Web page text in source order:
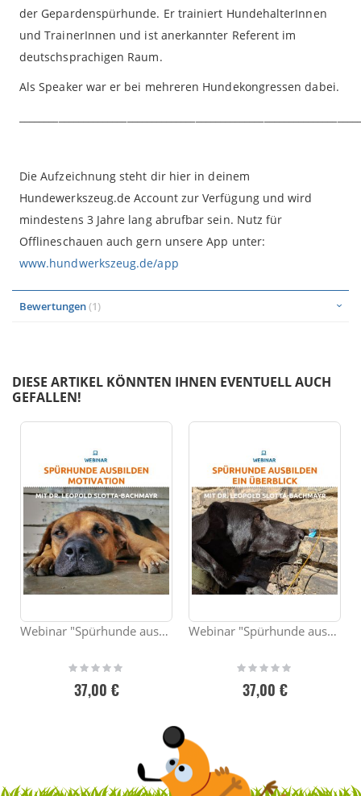
der Gepardenspürhunde. Er trainiert HundehalterInnen
und TrainerInnen und ist anerkannter Referent im
deutschsprachigen Raum.
Als Speaker war er bei mehreren Hundekongressen dabei.
Die Aufzeichnung steht dir hier in deinem
Hundewerkszeug.de Account zur Verfügung und wird
mindestens 3 Jahre lang abrufbar sein. Nutz für
Offlineschauen auch gern unsere App unter:
www.hundwerkszeug.de/app
Bewertungen 1
DIESE ARTIKEL KÖNNTEN IHNEN EVENTUELL AUCH
GEFALLEN!
Webinar "Spürhunde ausbilden - Motivation"
Rating:
37,00 €
Webinar "Spürhunde ausbilden - ein Überblick"
Rating:
37,00 €